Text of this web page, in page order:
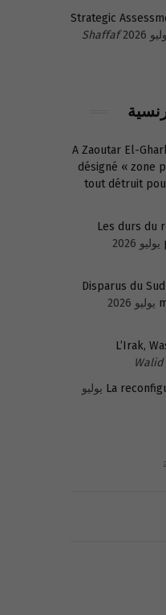
Strategic
Shaffaf
A Zaoutar El-
désigné « zone
tout détruit
Les durs du
Disparus du
L’Irak,
Walid
La 12 يوليو